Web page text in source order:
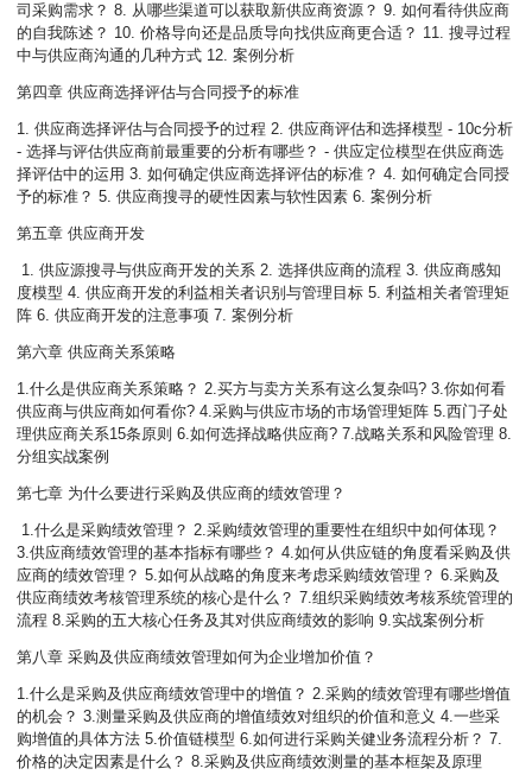
司采购需求？ 8. 从哪些渠道可以获取新供应商资源？ 9. 如何看待供应商
的自我陈述？ 10. 价格导向还是品质导向找供应商更合适？ 11. 搜寻过程
中与供应商沟通的几种方式 12. 案例分析
第四章 供应商选择评估与合同授予的标准
1. 供应商选择评估与合同授予的过程 2. 供应商评估和选择模型 - 10c分析
- 选择与评估供应商前最重要的分析有哪些？ - 供应定位模型在供应商选
择评估中的运用 3. 如何确定供应商选择评估的标准？ 4. 如何确定合同授
予的标准？ 5. 供应商搜寻的硬性因素与软性因素 6. 案例分析
第五章 供应商开发
1. 供应源搜寻与供应商开发的关系 2. 选择供应商的流程 3. 供应商感知
度模型 4. 供应商开发的利益相关者识别与管理目标 5. 利益相关者管理矩
阵 6. 供应商开发的注意事项 7. 案例分析
第六章 供应商关系策略
1.什么是供应商关系策略？ 2.买方与卖方关系有这么复杂吗? 3.你如何看
供应商与供应商如何看你? 4.采购与供应市场的市场管理矩阵 5.西门子处
理供应商关系15条原则 6.如何选择战略供应商? 7.战略关系和风险管理 8.
分组实战案例
第七章 为什么要进行采购及供应商的绩效管理？
1.什么是采购绩效管理？ 2.采购绩效管理的重要性在组织中如何体现？
3.供应商绩效管理的基本指标有哪些？ 4.如何从供应链的角度看采购及供
应商的绩效管理？ 5.如何从战略的角度来考虑采购绩效管理？ 6.采购及
供应商绩效考核管理系统的核心是什么？ 7.组织采购绩效考核系统管理的
流程 8.采购的五大核心任务及其对供应商绩效的影响 9.实战案例分析
第八章 采购及供应商绩效管理如何为企业增加价值？
1.什么是采购及供应商绩效管理中的增值？ 2.采购的绩效管理有哪些增值
的机会？ 3.测量采购及供应商的增值绩效对组织的价值和意义 4.一些采
购增值的具体方法 5.价值链模型 6.如何进行采购关健业务流程分析？ 7.
价格的决定因素是什么？ 8.采购及供应商绩效测量的基本框架及原理